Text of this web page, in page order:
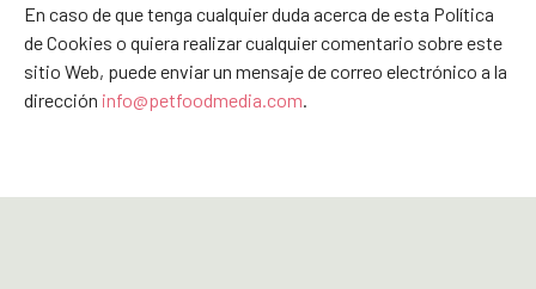
En caso de que tenga cualquier duda acerca de esta Política
de Cookies o quiera realizar cualquier comentario sobre este
sitio Web, puede enviar un mensaje de correo electrónico a la
dirección info@petfoodmedia.com.